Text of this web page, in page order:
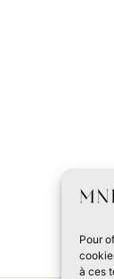
Pour
à ces